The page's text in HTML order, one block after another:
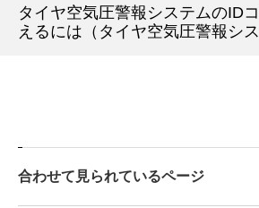
タイヤ空気圧警報システムのID
えるには（タイヤ空気圧警報シ
合わせて見られているページ